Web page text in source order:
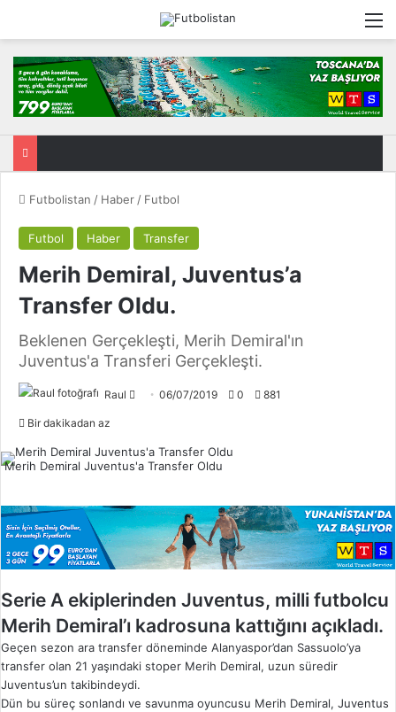
Futbolistan / Haber / Futbol
Futbol Haber Transfer
Merih Demiral, Juventus’a
Transfer Oldu.
Beklenen Gerçekleşti, Merih Demiral'ın
Juventus'a Transferi Gerçekleşti.
Raul
l
X
06/07/2019 0 881
Bir dakikadan az
Merih Demiral Juventus'a Transfer Oldu
Serie A ekiplerinden Juventus, milli futbolcu
Merih Demiral’ı kadrosuna kattığını açıkladı.
Geçen sezon ara transfer döneminde Alanyaspor’dan Sassuolo’ya
transfer olan 21 yaşındaki stoper Merih Demiral, uzun süredir
Juventus’un takibindeydi.
Dün bu süreç sonlandı ve savunma oyuncusu Merih Demiral, Juventus